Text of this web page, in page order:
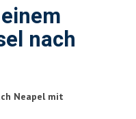
nach
Neapel mit